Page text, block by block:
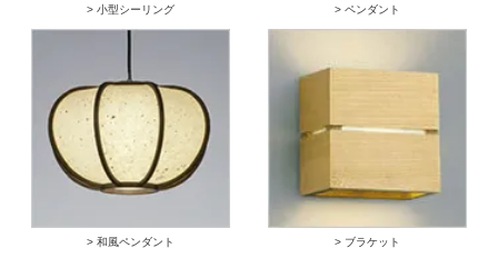
> 小型シーリング > ペンダント
> 和風ペンダント > ブラケット